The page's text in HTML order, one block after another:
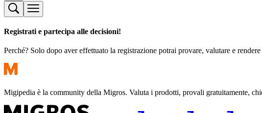
Registrati e partecipa alle decisioni!
Perché? Solo dopo aver effettuato la registrazione potrai provare, valutare e
Migipedia è la community della Migros. Valuta i prodotti, provali gratuitamente,